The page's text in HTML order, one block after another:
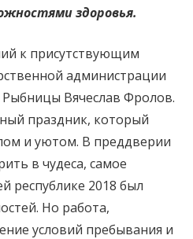
здоровья.
к присутствующим
администрации
Вячеслав Фролов.
праздник, который
и уютом. В преддверии
в чудеса, самое
республике 2018 был
Но работа,
условий пребывания и